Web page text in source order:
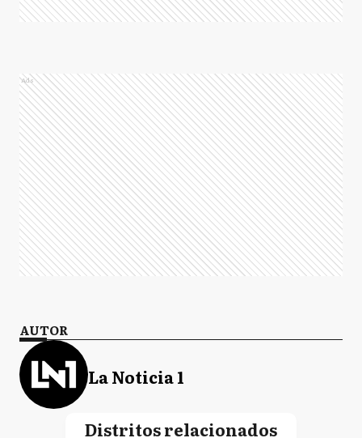
Ads
AUTOR
La Noticia 1
Distritos relacionados